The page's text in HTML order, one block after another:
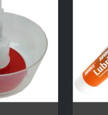
อ 1 ลิตร ข้อมูล:
- ท่อซิลิโคน Dip
- สายยาง
- Cornilius
Washout ขนาด
ช่นเดียวกับถัง
ม่ของเรา ถัง
บประกัน 5 ปีอีก